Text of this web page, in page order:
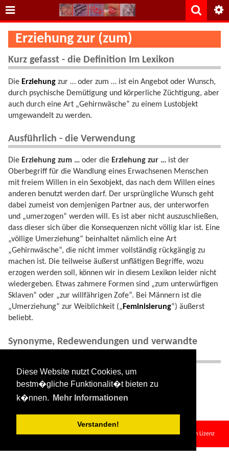
Diese Website nutzt Cookies, um
bestm�gliche Funktionalit�t bieten zu
k�nnen.
Mehr Informationen
Verstanden!
Erziehung zur (zum)
Kurz gefasst - die Definition Im Lexikon
Die Erziehung zur … oder zum … ist ein Angebot oder Wunsch,
durch psychische Demütigung und körperliche Züchtigung, aber
auch durch eine Art „Gehirnwäsche“ zu einem Lustobjekt
umgewandelt zu werden.
Ausführlich - die Verwendung
Die Erziehung zum … oder die Erziehung zur … ist der
Oberbegriff für die Wandlung eines Erwachsenen Menschen
mit freiem Willen in ein Sexobjekt, das nach dem Willen eines
anderen benutzt werden darf. Der ursprüngliche Wunsch geht
dabei zumeist von demjenigen Partner aus, der unterworfen
und „umerzogen“ werden will. Es ist aber nicht auszuschließen,
dass dieser sich über die Konsequenzen nicht völlig klar ist. Eine
„völlige Umerziehung“ beinhaltet nämlich eine Art
„Gehirnwäsche“, die nicht immer vollständig rückgängig zu
machen ist. Die teilweise äußerst unflätigen Begriffe, wozu
erzogen werden soll, können wir in diesem Lexikon leider nicht
wiedergeben. Etwas zahmere Formen sind „zum unterwürfigen
Sklaven“ oder „zur willfährigen Zofe“. Bei Männern ist die
„Umerziehung“ zur Weiblichkeit („Feminisierung“) äußerst
beliebt.
Synonyme, Redewendungen und verwandte
* Synonyme: Abhängigkeit, Gehirnwäsche, Hörigkeit
* Gruppe:Verschleierungen.
· Zuletzt geändert:2024/08/11 09:34
Falls nicht anders bezeichnet, ist der Inhalt dieses Wikis unter der folgenden Lizenz